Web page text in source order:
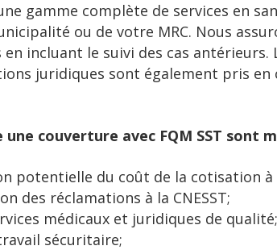
gamme complète de services en
ou de votre MRC. Nous
incluant le suivi des cas antérieurs.
juridiques sont également pris en
couverture avec FQM SST sont
potentielle du coût de la cotisation à
des réclamations à la CNESST;
médicaux et juridiques de qualité;
sécuritaire;